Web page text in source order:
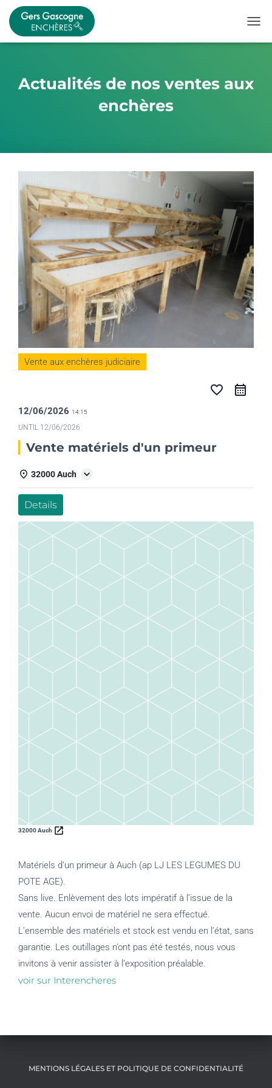
Actualités de nos ventes aux
enchères
Vente aux enchères judiciaire
favorite_border
12/06/2026 14:15
UNTIL 12/06/2026
Vente matériels d'un primeur
32000 Auch
Details
32000 Auch
Matériels d’un primeur à Auch (ap LJ LES LEGUMES DU
POTE AGE).
Sans live. Enlèvement des lots impératif à l’issue de la
vente. Aucun envoi de matériel ne sera effectué.
L’ensemble des matériels et stock est vendu en l’état, sans
garantie. Les outillages n’ont pas été testés, nous vous
invitons à venir assister à l’exposition préalable.
voir sur Interencheres
MENTIONS LÉGALES ET POLITIQUE DE CONFIDENTIALITÉ